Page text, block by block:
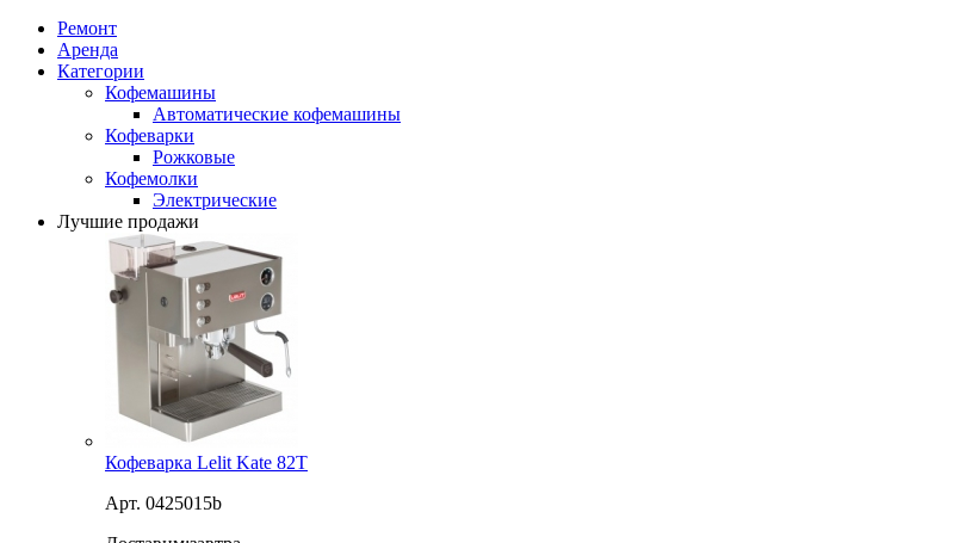
Ремонт
Аренда
Категории
Кофемашины
Автоматические кофемашины
Кофеварки
Рожковые
Кофемолки
Электрические
Лучшие продажи
Кофеварка Lelit Kate 82T
Арт. 0425015b